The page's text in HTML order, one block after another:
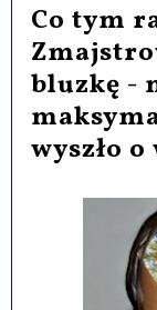
Co tym
bluzkę -
wyszło